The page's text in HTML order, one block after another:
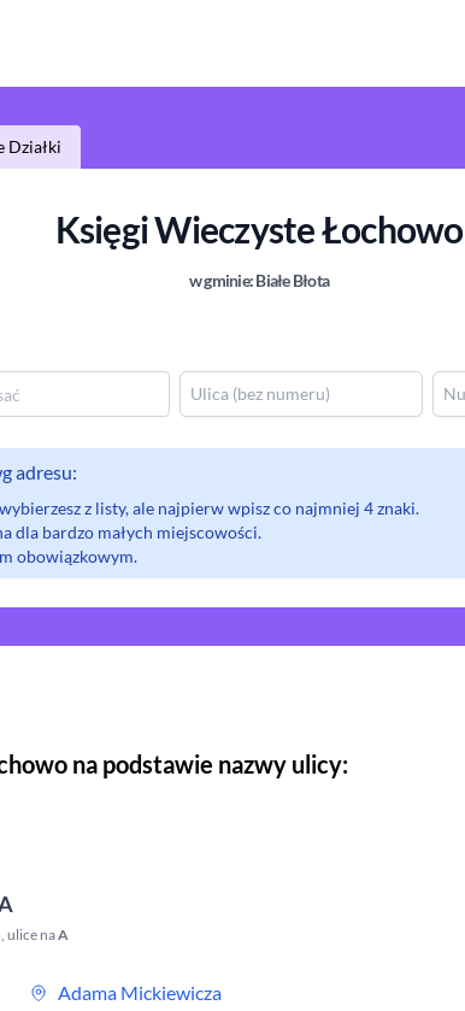
Działki
Księgi WieczysteŁochowo
w gminie:Białe Błota
adresu:
z listy, ale najpierw wpisz co najmniej 4 znaki.
dla bardzo małych miejscowości.
obowiązkowym.
na podstawie nazwy ulicy:
,ulice naA
Adama Mickiewicza